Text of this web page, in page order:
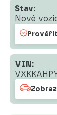
Stav:
Nové
VIN: